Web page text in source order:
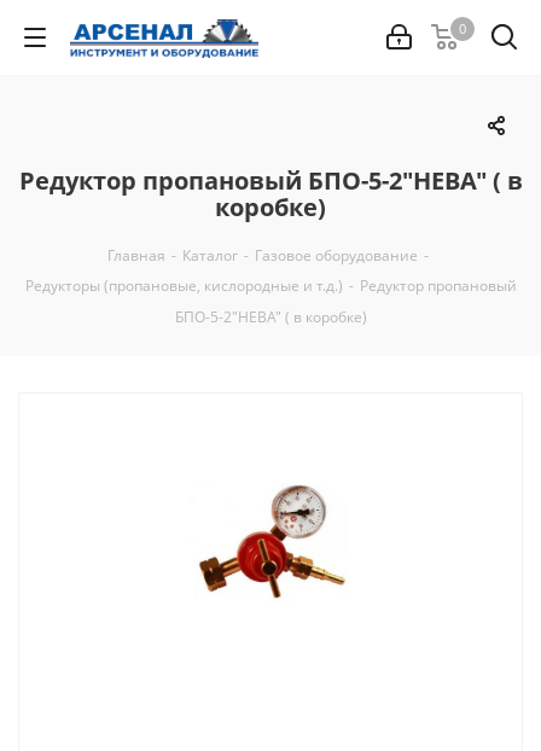
0
Редуктор пропановый БПО-5-2"НЕВА" ( в
коробке)
Главная - Каталог - Газовое оборудование -
Редукторы (пропановые, кислородные и т.д.) - Редуктор пропановый
БПО-5-2"НЕВА" ( в коробке)